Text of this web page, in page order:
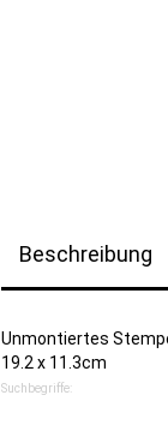
Beschreibung
Unmontiertes
19.2 x 11.3cm
Suchbegriffe: